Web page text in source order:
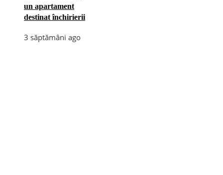
un apartament
destinat închirierii
3 săptămâni ago